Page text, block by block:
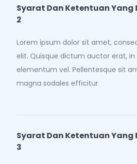
Syarat Dan Ketentuan Yang
2
Lorem ipsum dolor sit amet,
elit. Quisque dictum auctor erat,
elementum vel. Pellentesque sit
magna sodales efficitur
Syarat Dan Ketentuan Yang
3